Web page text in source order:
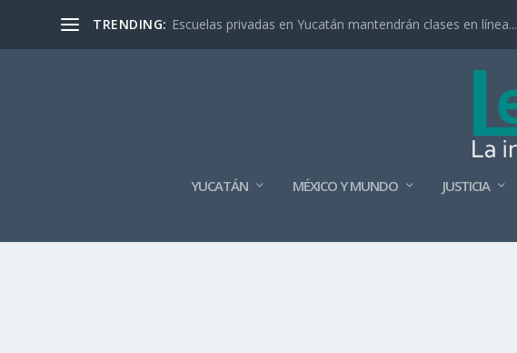
TRENDING: Escuelas privadas en Yucatán mantendrán clases en línea...
YUCATÁN MÉXICO Y MUNDO JUSTICIA